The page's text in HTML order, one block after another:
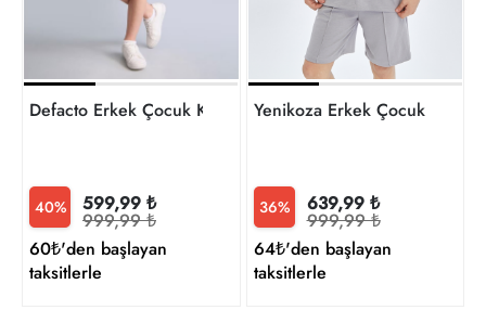
Defacto Erkek Çocuk Kot&Kanvas Şort H8001A8/RD119
40% 599,99 ₺
999,99 ₺
60₺'den başlayan
taksitlerle
Yenikoza Erkek Çocuk Şort
36% 639,99 ₺
999,99 ₺
64₺'den başlayan
taksitlerle